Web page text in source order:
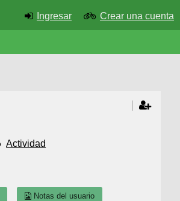
Ingresar Crear una cuenta
Actividad
Notas del usuario